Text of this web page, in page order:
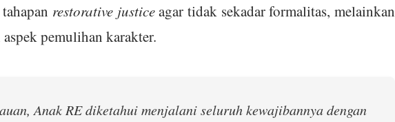
restorative justiceagar tidak sekadar formalitas, melainkan
pemulihan karakter.
Anak RE diketahui menjalani seluruh kewajibannya dengan